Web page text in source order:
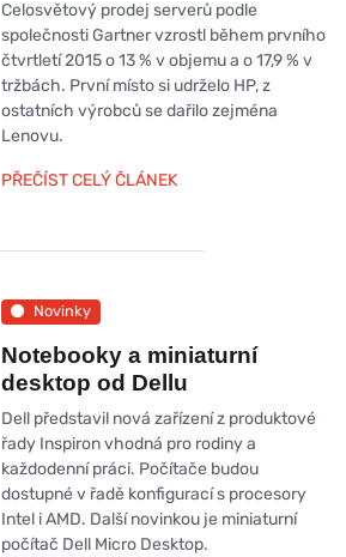
Celosvětový prodej serverů podle
společnosti Gartner vzrostl během prvního
čtvrtletí 2015 o 13 % v objemu a o 17,9 % v
tržbách. První místo si udrželo HP, z
ostatních výrobců se dařilo zejména
Lenovu.
PŘEČÍST CELÝ ČLÁNEK
Novinky
Notebooky a miniaturní
desktop od Dellu
Dell představil nová zařízení z produktové
řady Inspiron vhodná pro rodiny a
každodenní práci. Počítače budou
dostupné v řadě konfigurací s procesory
Intel i AMD. Další novinkou je miniaturní
počítač Dell Micro Desktop.